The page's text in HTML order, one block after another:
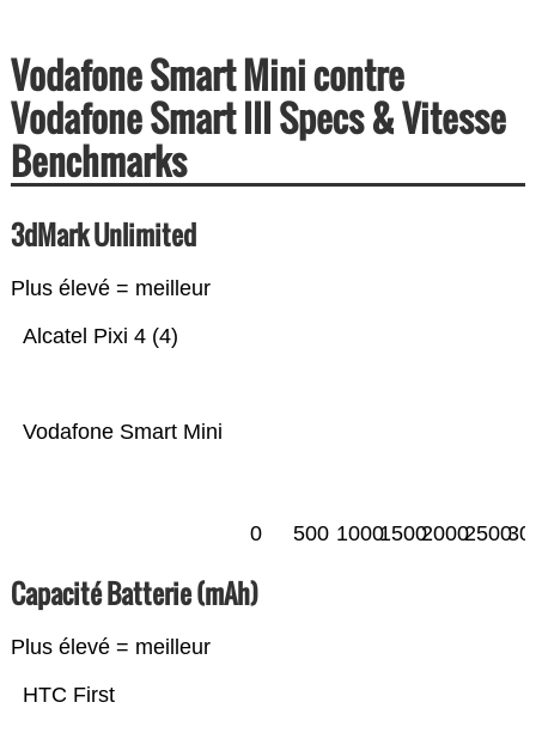
Vodafone Smart Mini contre
Vodafone Smart III Specs & Vitesse
Benchmarks
3dMark Unlimited
Plus élevé = meilleur
Vodafone Smart Mini
Alcatel Pixi 4 (4)
0 500 1000150020002500
Capacité Batterie (mAh)
Plus élevé = meilleur
HTC First